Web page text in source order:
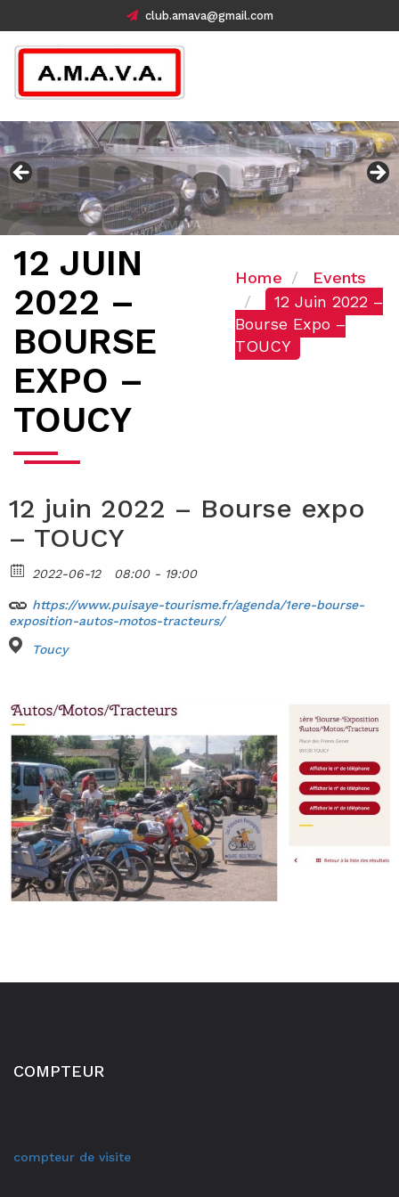
club.amava@gmail.com
12 JUIN
2022 –
BOURSE
EXPO –
TOUCY
Home
Events
12 Juin 2022 –
Bourse Expo –
TOUCY
12 juin 2022 – Bourse expo
– TOUCY
2022-06-12 08:00 - 19:00
https://www.puisaye-tourisme.fr/agenda/1ere-bourse-
exposition-autos-motos-tracteurs/
Toucy
COMPTEUR
compteur de visite